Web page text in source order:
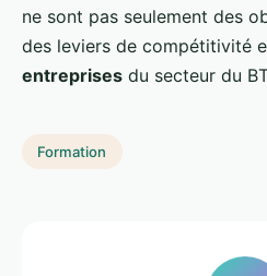
ne sont pas seulement des
des leviers de compétitivité
entreprises du secteur du
Formation